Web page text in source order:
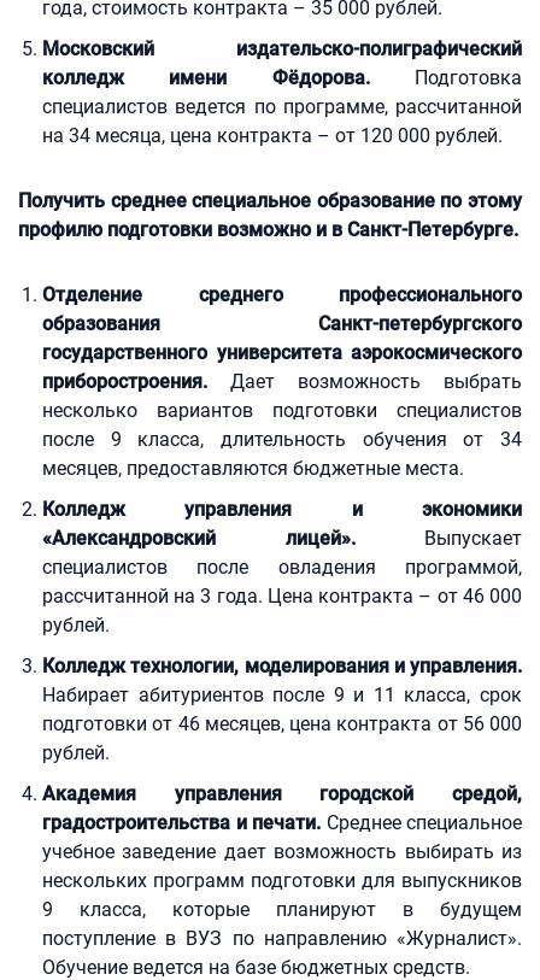
года, стоимость контракта – 35 000 рублей.
Московский издательско-полиграфический
колледж имени Фёдорова. Подготовка
специалистов ведется по программе, рассчитанной
на 34 месяца, цена контракта – от 120 000 рублей.
Получить среднее специальное образование по этому
профилю подготовки возможно и в Санкт-Петербурге.
Отделение среднего профессионального
образования Санкт-петербургского
государственного университета аэрокосмического
приборостроения. Дает возможность выбрать
несколько вариантов подготовки специалистов
после 9 класса, длительность обучения от 34
месяцев, предоставляются бюджетные места.
Колледж управления и экономики
«Александровский лицей». Выпускает
специалистов после овладения программой,
рассчитанной на 3 года. Цена контракта – от 46 000
рублей.
Колледж технологии, моделирования и управления.
Набирает абитуриентов после 9 и 11 класса, срок
подготовки от 46 месяцев, цена контракта от 56 000
рублей.
Академия управления городской средой,
градостроительства и печати. Среднее специальное
учебное заведение дает возможность выбирать из
нескольких программ подготовки для выпускников
9 класса, которые планируют в будущем
поступление в ВУЗ по направлению «Журналист».
Обучение ведется на базе бюджетных средств.